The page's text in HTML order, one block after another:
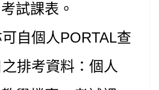
考試課表 。
自個人PORTAL查
排考資料：個人